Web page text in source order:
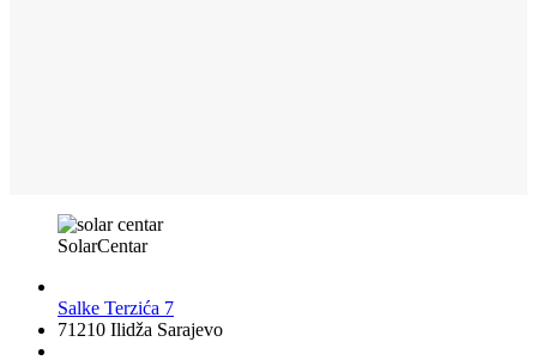
SolarCentar
Salke Terzića 7
71210 Ilidža Sarajevo